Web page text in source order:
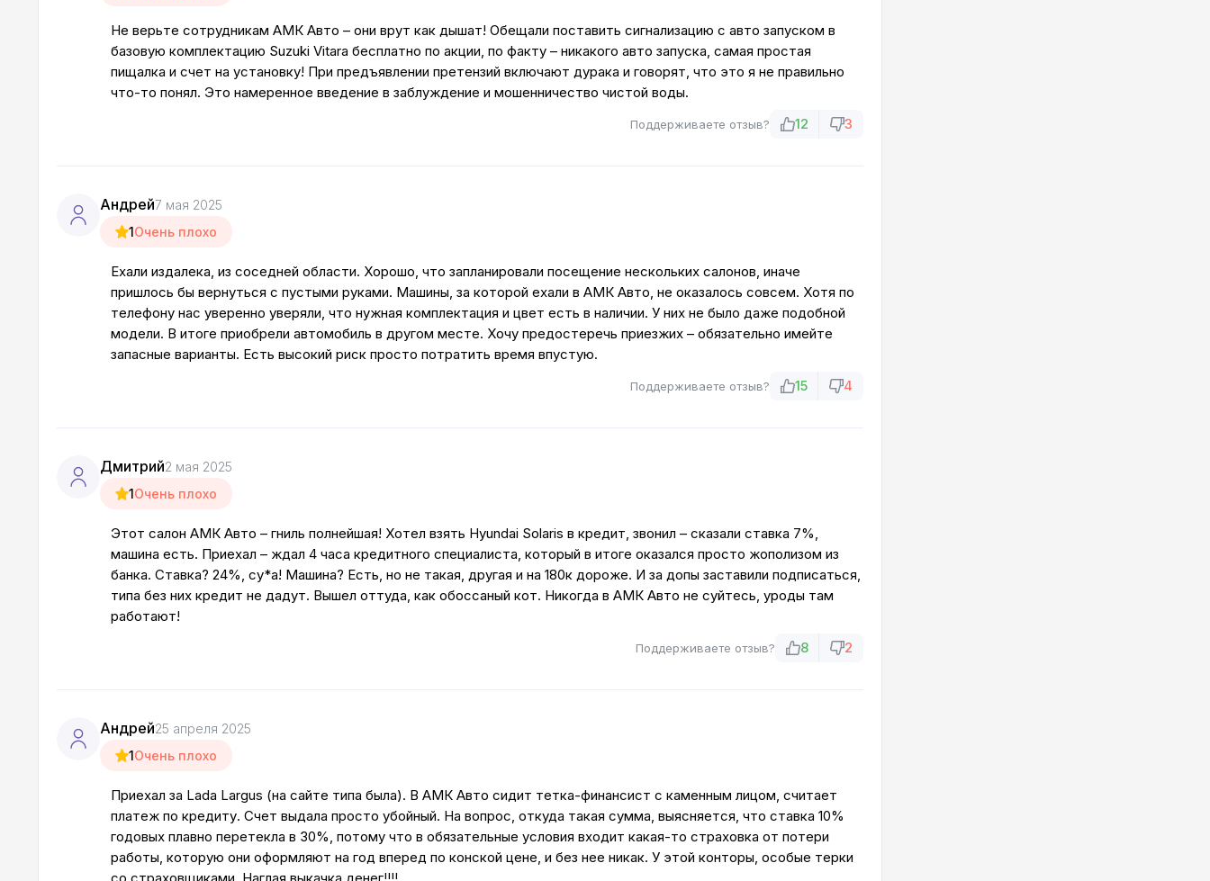
Не верьте сотрудникам АМК Авто – они врут как дышат! Обещали поставить сигнализацию с авто запуском в
базовую комплектацию Suzuki Vitara бесплатно по акции, по факту – никакого авто запуска, самая простая
пищалка и счет на установку! При предъявлении претензий включают дурака и говорят, что это я не правильно
что-то понял. Это намеренное введение в заблуждение и мошенничество чистой воды.
Поддерживаете отзыв? 12 3
Андрей7 мая 2025
1Очень плохо
Ехали издалека, из соседней области. Хорошо, что запланировали посещение нескольких салонов, иначе
пришлось бы вернуться с пустыми руками. Машины, за которой ехали в АМК Авто, не оказалось совсем. Хотя по
телефону нас уверенно уверяли, что нужная комплектация и цвет есть в наличии. У них не было даже подобной
модели. В итоге приобрели автомобиль в другом месте. Хочу предостеречь приезжих – обязательно имейте
запасные варианты. Есть высокий риск просто потратить время впустую.
Поддерживаете отзыв? 15 4
Дмитрий2 мая 2025
1Очень плохо
Этот салон АМК Авто – гниль полнейшая! Хотел взять Hyundai Solaris в кредит, звонил – сказали ставка 7%,
машина есть. Приехал – ждал 4 часа кредитного специалиста, который в итоге оказался просто жополизом из
банка. Ставка? 24%, су*а! Машина? Есть, но не такая, другая и на 180к дороже. И за допы заставили подписаться,
типа без них кредит не дадут. Вышел оттуда, как обоссаный кот. Никогда в АМК Авто не суйтесь, уроды там
работают!
Поддерживаете отзыв? 8 2
Андрей25 апреля 2025
1Очень плохо
Приехал за Lada Largus (на сайте типа была). В АМК Авто сидит тетка-финансист с каменным лицом, считает
платеж по кредиту. Счет выдала просто убойный. На вопрос, откуда такая сумма, выясняется, что ставка 10%
годовых плавно перетекла в 30%, потому что в обязательные условия входит какая-то страховка от потери
работы, которую они оформляют на год вперед по конской цене, и без нее никак. У этой конторы, особые терки